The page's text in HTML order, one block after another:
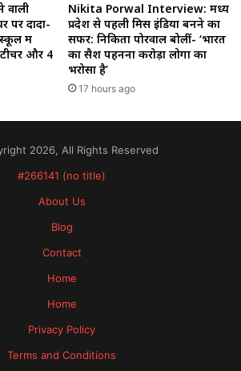
वाली
पर दादा-
स्कूल में
और 4
Nikita Porwal Interview: मध्य
प्रदेश से पहली मिस इंडिया बनने का
सफर: निकिता पोरवाल बोलीं- ‘भारत
का सैश पहनना करोड़ों लोगों का
भरोसा है’
17 hours ago
2026, All Rights Reserved
#266141 (no title)
About Us
Blog
Contact
Home
Home
Privacy Policy
Terms and Conditions